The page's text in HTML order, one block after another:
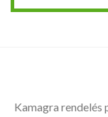
Kamagra rendelés